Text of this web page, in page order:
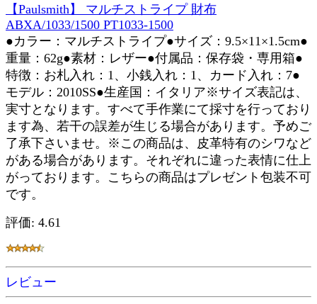
【Paulsmith】 マルチストライプ 財布
ABXA/1033/1500 PT1033-1500
●カラー：マルチストライプ●サイズ：9.5×11×1.5cm●
重量：62g●素材：レザー●付属品：保存袋・専用箱●
特徴：お札入れ：1、小銭入れ：1、カード入れ：7●
モデル：2010SS●生産国：イタリア※サイズ表記は、
実寸となります。すべて手作業にて採寸を行っており
ます為、若干の誤差が生じる場合があります。予めご
了承下さいませ。※この商品は、皮革特有のシワなど
がある場合があります。それぞれに違った表情に仕上
がっております。こちらの商品はプレゼント包装不可
です。
評価: 4.61
レビュー